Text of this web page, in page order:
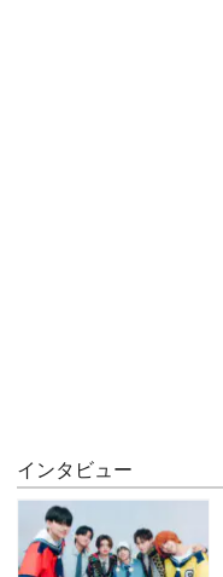
インタビュー